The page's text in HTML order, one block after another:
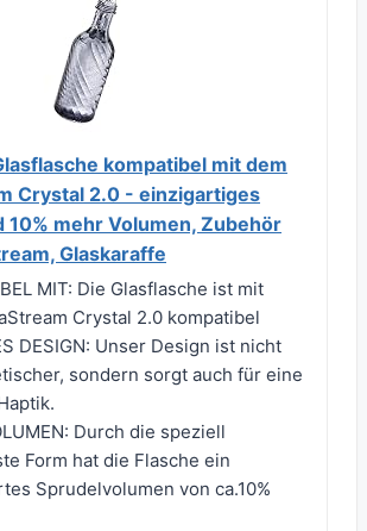
kompatibel mit dem
Crystal 2.0 - einzigartiges
10% mehr Volumen, Zubehör
Glaskaraffe
MIT: Die Glasflasche ist mit
Crystal 2.0 kompatibel
DESIGN: Unser Design ist nicht
sondern sorgt auch für eine
Durch die speziell
Form hat die Flasche ein
Sprudelvolumen von ca.10%